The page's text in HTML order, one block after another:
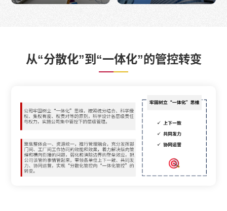
从“分散化”到“一体化”的管控转变